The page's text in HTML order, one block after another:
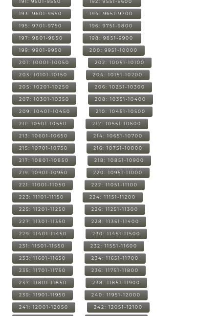
191: 9501-9550 192: 9551-9600
193: 9601-9650 194: 9651-9700
195: 9701-9750 196: 9751-9800
197: 9801-9850 198: 9851-9900
199: 9901-9950 200: 9951-10000
201: 10001-10050 202: 10051-10100
203: 10101-10150 204: 10151-10200
205: 10201-10250 206: 10251-10300
207: 10301-10350 208: 10351-10400
209: 10401-10450 210: 10451-10500
211: 10501-10550 212: 10551-10600
213: 10601-10650 214: 10651-10700
215: 10701-10750 216: 10751-10800
217: 10801-10850 218: 10851-10900
219: 10901-10950 220: 10951-11000
221: 11001-11050 222: 11051-11100
223: 11101-11150 224: 11151-11200
225: 11201-11250 226: 11251-11300
227: 11301-11350 228: 11351-11400
229: 11401-11450 230: 11451-11500
231: 11501-11550 232: 11551-11600
233: 11601-11650 234: 11651-11700
235: 11701-11750 236: 11751-11800
237: 11801-11850 238: 11851-11900
239: 11901-11950 240: 11951-12000
241: 12001-12050 242: 12051-12100